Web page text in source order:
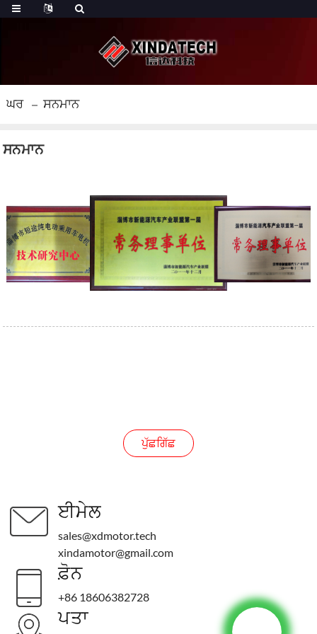
ਘਰ ਸਨਮਾਨ
ਸਨਮਾਨ
ਪੁੱਛਗਿੱਛ
ਈਮੇਲ
sales@xdmotor.tech
xindamotor@gmail.com
ਫ਼ੋਨ
+86 18606382728
ਪਤਾ